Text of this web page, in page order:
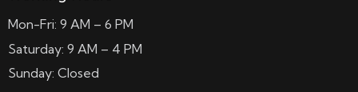
Mon-Fri: 9 AM – 6 PM
Saturday: 9 AM – 4 PM
Sunday: Closed